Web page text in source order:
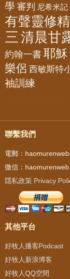
學 審判 尼希米記
有聲靈修
三 清晨甘
約翰一書耶穌
樂侶 西敏斯特
袖訓練
聯繫我們
電郵：
微信：haomurenweb
隱私政策 Privacy
其他平台
好牧人播客Podcast
好牧人新浪博客
好牧人QQ空間